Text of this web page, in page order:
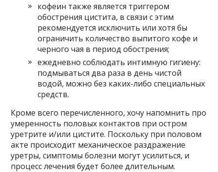
кофеин также является триггером
обострения цистита, в связи с этим
рекомендуется исключить или хотя бы
ограничить количество выпитого кофе и
черного чая в период обострения;
ежедневно соблюдать интимную гигиену:
подмываться два раза в день чистой
водой, можно без каких-либо специальных
средств.
Кроме всего перечисленного, хочу напомнить про
умеренность половых контактов при остром
уретрите и/или цистите. Поскольку при половом
акте происходит механическое раздражение
уретры, симптомы болезни могут усилиться, и
процесс лечения будет более длительным.